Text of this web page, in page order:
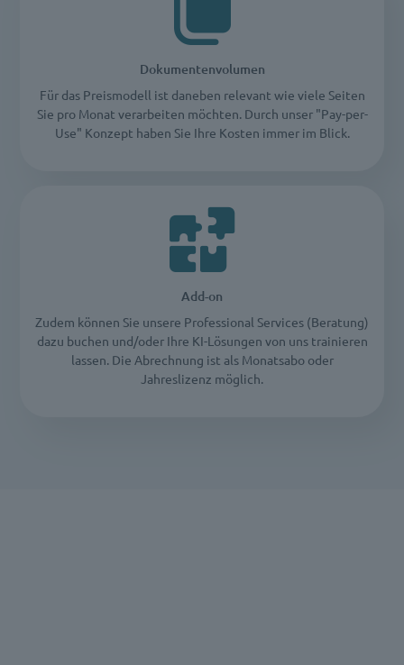
Dokumentenvolumen
Für das Preismodell ist daneben relevant wie viele Seiten
Sie pro Monat verarbeiten möchten. Durch unser "Pay-per-
Use" Konzept haben Sie Ihre Kosten immer im Blick.
Add-on
Zudem können Sie unsere Professional Services (Beratung)
dazu buchen und/oder Ihre KI-Lösungen von uns trainieren
lassen. Die Abrechnung ist als Monatsabo oder
Jahreslizenz möglich.